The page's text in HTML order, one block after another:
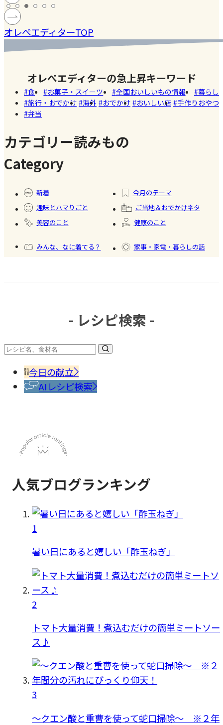
積
症
ン
#健康
モン】を
みた！
ン
ード
料・
香辛
料
知らない
世界でも
た!珍しく
て美味し
いかき氷
のスイー
ツ商品】
しい
店
#かき
ッシ
#健康
Akiko（愛
知）
情を大公
オレぺエディターTOP
オレぺエディターの急上昇キーワード
食 お菓子・スイーツ 全国おいしいもの情報
暮らし
旅行・おでかけ 海外 おでかけ おいしい店
手作りおやつ
弁当
カテゴリー読みもの
Category
新着
今月のテーマ
趣味とハマりごと
ご当地＆おでかけネタ
美容のこと
健康のこと
みんな、なに着てる？
家事・家電・暮らしの話
- レシピ検索 -
今日の献立
AIレシピ検索
人気ブログランキング
1
暑い日にあると嬉しい「酢玉ねぎ」
2
トマト大量消費！煮込むだけの簡単ミートソー
ス♪
3
〜クエン酸と重曹を使って蛇口掃除〜 ※２年